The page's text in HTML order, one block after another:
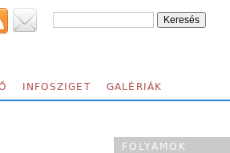
INFOSZIGET GALÉRIÁK
FOLYAMOK